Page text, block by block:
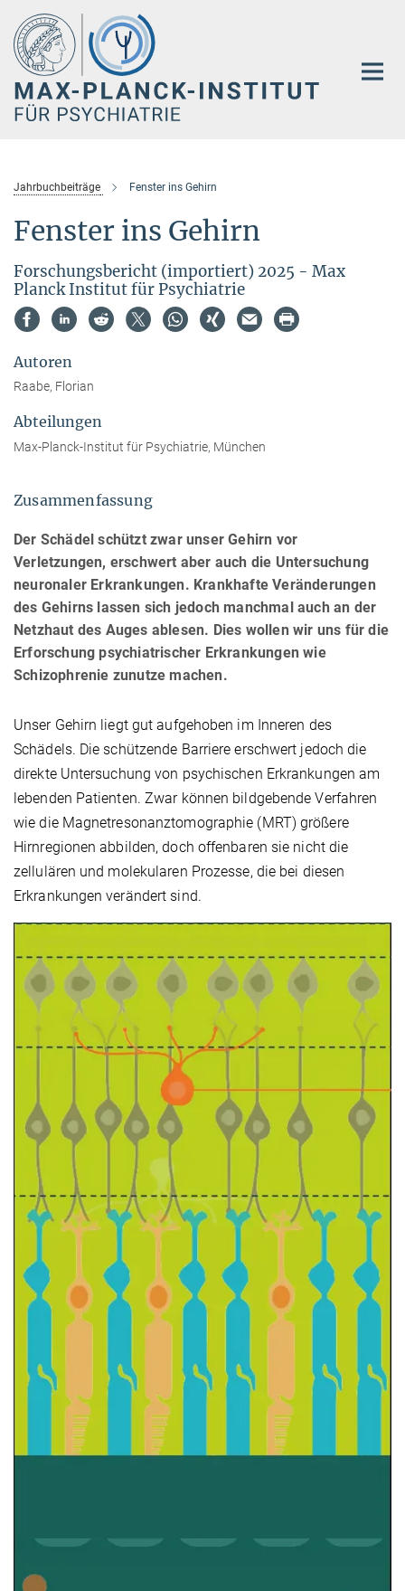
Hauptinhalt
Jahrbuchbeiträge Fenster ins Gehirn
Fenster ins Gehirn
Forschungsbericht (importiert) 2025 - Max
Planck Institut für Psychiatrie
Autoren
Raabe, Florian
Abteilungen
Max-Planck-Institut für Psychiatrie, München
Zusammenfassung
Der Schädel schützt zwar unser Gehirn vor
Verletzungen, erschwert aber auch die Untersuchung
neuronaler Erkrankungen. Krankhafte Veränderungen
des Gehirns lassen sich jedoch manchmal auch an der
Netzhaut des Auges ablesen. Dies wollen wir uns für die
Erforschung psychiatrischer Erkrankungen wie
Schizophrenie zunutze machen.
Unser Gehirn liegt gut aufgehoben im Inneren des
Schädels. Die schützende Barriere erschwert jedoch die
direkte Untersuchung von psychischen Erkrankungen am
lebenden Patienten. Zwar können bildgebende Verfahren
wie die Magnetresonanztomographie (MRT) größere
Hirnregionen abbilden, doch offenbaren sie nicht die
zellulären und molekularen Prozesse, die bei diesen
Erkrankungen verändert sind.